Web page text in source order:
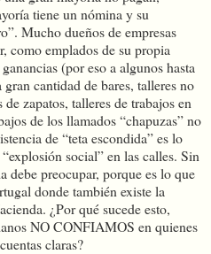
tiene un nómina y su
Mucho dueños de empresas
como emplados de su propia
(por eso a algunos hasta
cantidad de bares, talleres no
zapatos, talleres de trabajos en
de los llamados “chapuzas” no
de “teta escondida” es lo
social” en las calles. Sin
debe preocupar, porque es lo que
donde también existe la
¿Por qué sucede esto,
NO CONFIAMOS en quienes
claras?